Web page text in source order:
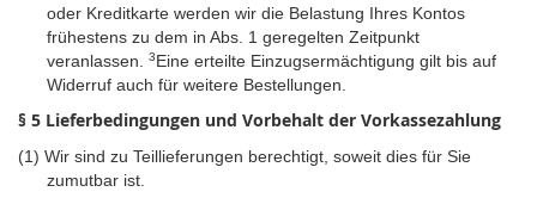
oder Kreditkarte werden wir die Belastung Ihres Kontos
frühestens zu dem in Abs. 1 geregelten Zeitpunkt
veranlassen.
3Eine erteilte Einzugsermächtigung gilt bis auf
Widerruf auch für weitere Bestellungen.
§ 5 Lieferbedingungen und Vorbehalt der Vorkassezahlung
(1) Wir sind zu Teillieferungen berechtigt, soweit dies für Sie
zumutbar ist.